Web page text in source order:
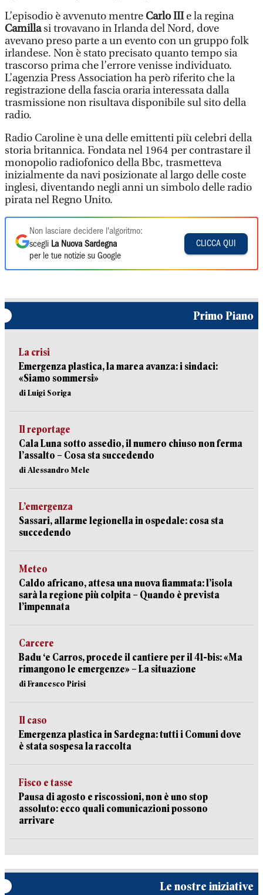
L’episodio è avvenuto mentre Carlo IIIe la regina
Camillasi trovavano in Irlanda del Nord, dove
avevano preso parte a un evento con un gruppo folk
irlandese. Non è stato precisato quanto tempo sia
trascorso prima che l’errore venisse individuato.
L’agenzia Press Association ha però riferito che la
registrazione della fascia oraria interessata dalla
trasmissione non risultava disponibile sul sito della
radio.
Radio Caroline è una delle emittenti più celebri della
storia britannica. Fondata nel 1964 per contrastare il
monopolio radiofonico della Bbc, trasmetteva
inizialmente da navi posizionate al largo delle coste
inglesi, diventando negli anni un simbolo delle radio
pirata nel Regno Unito.
Non lasciare decidere l'algoritmo:
scegli La Nuova Sardegna
per le tue notizie su Google
CLICCA QUI
Primo Piano
La crisi
Emergenza plastica, la marea avanza: i sindaci:
«Siamo sommersi»
di Luigi Soriga
Il reportage
Cala Luna sotto assedio, il numero chiuso non ferma
l’assalto – Cosa sta succedendo
di Alessandro Mele
L’emergenza
Sassari, allarme legionella in ospedale: cosa sta
succedendo
Meteo
Caldo africano, attesa una nuova fiammata: l’isola
sarà la regione più colpita – Quando è prevista
l’impennata
Carcere
Badu ‘e Carros, procede il cantiere per il 41-bis: «Ma
rimangono le emergenze» – La situazione
di Francesco Pirisi
Il caso
Emergenza plastica in Sardegna: tutti i Comuni dove
è stata sospesa la raccolta
Fisco e tasse
Pausa di agosto e riscossioni, non è uno stop
assoluto: ecco quali comunicazioni possono
arrivare
Le nostre iniziative